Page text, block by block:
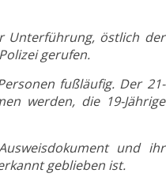
Unterführung, östlich der
gerufen.
fußläufig. Der 21-
werden, die 19-Jährige
und ihr
geblieben ist.